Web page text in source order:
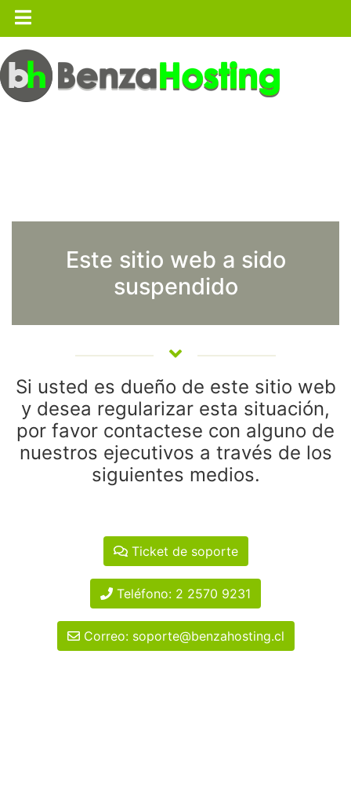
Este sitio web a sido
suspendido
Si usted es dueño de este sitio web
y desea regularizar esta situación,
por favor contactese con alguno de
nuestros ejecutivos a través de los
siguientes medios.
Ticket de soporte
Teléfono: 2 2570 9231
Correo: soporte@benzahosting.cl